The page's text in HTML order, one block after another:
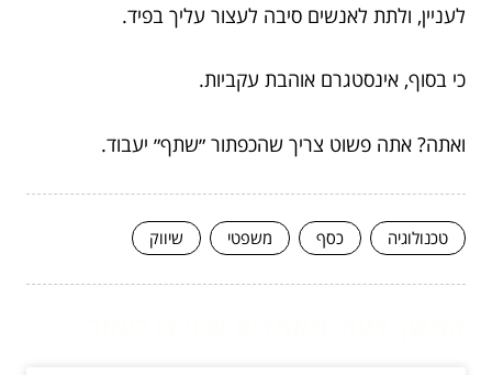
לעניין, ולתת לאנשים סיבה לעצור עליך בפיד.
כי בסוף, אינסטגרם אוהבת עקביות.
ואתה? אתה פשוט צריך שהכפתור ״שתף״ יעבוד.
טכנולוגיה כסף משפטי שיווק